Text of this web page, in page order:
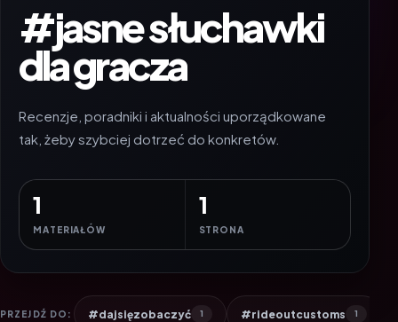
#jasne słuchawki
dla gracza
Recenzje, poradniki i aktualności uporządkowane
tak, żeby szybciej dotrzeć do konkretów.
1
MATERIAŁÓW
1
STRONA
PRZEJDŹ DO: #dajsięzobaczyć 1 #rideoutcustoms 1